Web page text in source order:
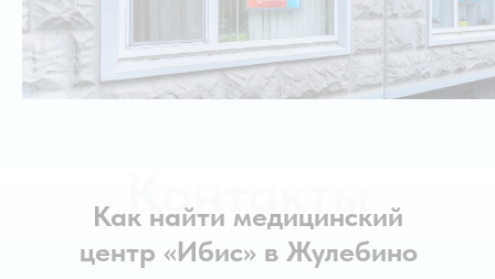
Контакты
Как найти медицинский
центр «Ибис» в Жулебино